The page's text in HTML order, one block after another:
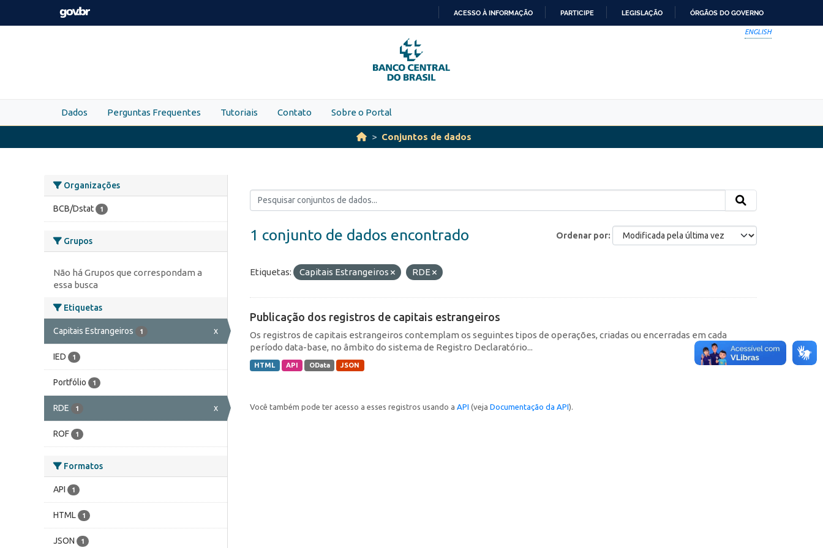
Skip to main content
PARA
O
CONTEÚDO
ACESSO À INFORMAÇÃO PARTICIPE LEGISLAÇÃO ÓRGÃOS DO GOVERNO
ENGLISH
Dados Perguntas Frequentes Tutoriais Contato Sobre o Portal
Conjuntos de dados
Organizações
BCB/Dstat 1
Grupos
Não há Grupos que correspondam a
essa busca
Etiquetas
Capitais Estrangeiros 1 x
IED 1
Portfólio 1
RDE 1 x
ROF 1
Formatos
API 1
HTML 1
JSON 1
Ordenar por
1 conjunto de dados encontrado
Etiquetas: Capitais Estrangeiros RDE
Publicação dos registros de capitais estrangeiros
Os registros de capitais estrangeiros contemplam os seguintes tipos de operações, criadas ou encerradas em cada
período data-base, no âmbito do sistema de Registro Declaratório...
HTML API OData JSON
Você também pode ter acesso a esses registros usando a API (veja Documentação da API).